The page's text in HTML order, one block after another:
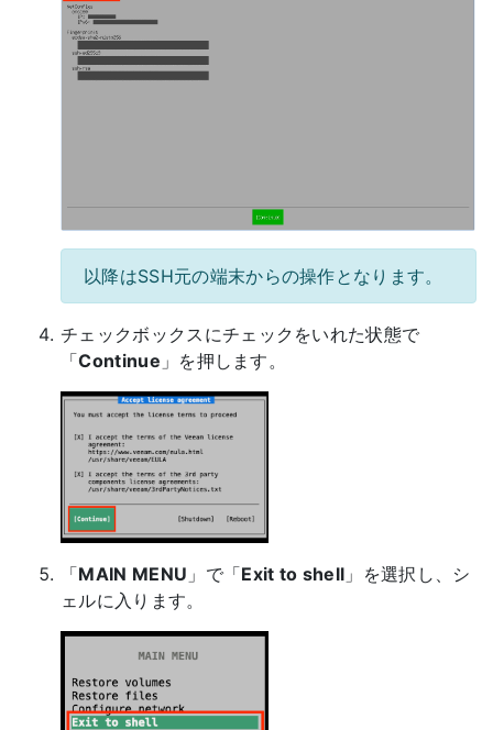
以降はSSH元の端末からの操作となります。
チェックボックスにチェックをいれた状態で
「Continue 」を押します。
「MAIN MENU 」で「Exit to shell 」を選択し、シ
ェルに入ります。